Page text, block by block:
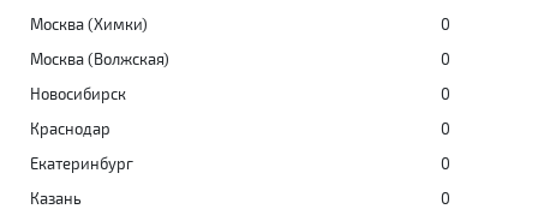
Москва (Химки)
0
Москва (Волжская)
0
Новосибирск
0
Краснодар
0
Екатеринбург
0
Казань
0